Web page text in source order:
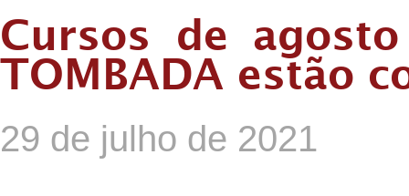
Cursos de
TOMBADA estão
29 de julho de 2021